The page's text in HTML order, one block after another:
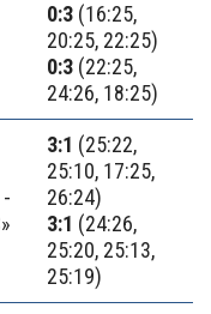
0:3 (16:25,
20:25, 22:25)
0:3 (22:25,
24:26, 18:25)
3:1 (25:22,
25:10, 17:25,
26:24)
3:1 (24:26,
25:20, 25:13,
25:19)